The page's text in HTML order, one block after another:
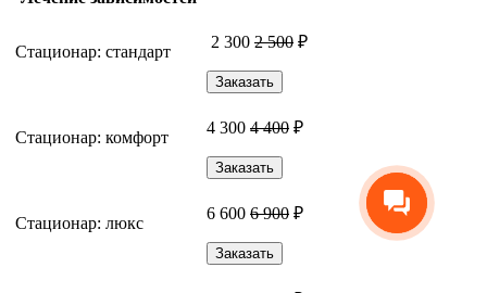
Стационар: стандарт
2 300 2 500 ₽
Заказать
Стационар: комфорт
4 300 4 400 ₽
Заказать
Стационар: люкс
6 600 6 900 ₽
Заказать